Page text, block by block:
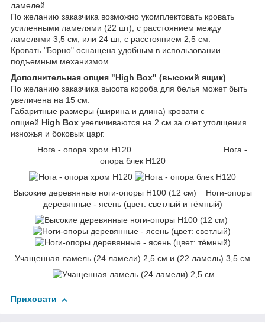
ламелей.
По желанию заказчика возможно укомплектовать кровать
усиленными ламелями (22 шт), с расстоянием между
ламелями 3,5 см, или 24 шт, с расстоянием 2,5 см.
Кровать "Борно" оснащена удобным в использовании
подъемным механизмом.
Дополнительная опция "High Box" (высокий ящик)
По желанию заказчика высота короба для белья может быть
увеличена на 15 см.
Габаритные размеры (ширина и длина) кровати с
опцией High Box увеличиваются на 2 см за счет утолщения
изножья и боковых царг.
Нога - опора хром H120 Нога -
опора блек H120
Высокие деревянные ноги-опоры H100 (12 см) Ноги-опоры
деревянные - ясень (цвет: светлый и тёмный)
Учащенная ламель (24 ламели) 2,5 см и (22 ламель) 3,5 см
Приховати